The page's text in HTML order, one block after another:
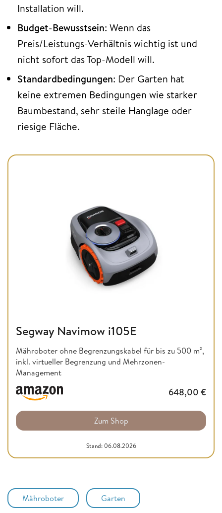
Installation will.
Budget-Bewusstsein: Wenn das
Preis/Leistungs-Verhältnis wichtig ist und
nicht sofort das Top-Modell will.
Standardbedingungen: Der Garten hat
keine extremen Bedingungen wie starker
Baumbestand, sehr steile Hanglage oder
riesige Fläche.
Segway Navimow i105E
Mähroboter ohne Begrenzungskabel für bis zu 500 m²,
inkl. virtueller Begrenzung und Mehrzonen-
Management
648,00 €
Zum Shop
Stand: 06.08.2026
Mähroboter Garten